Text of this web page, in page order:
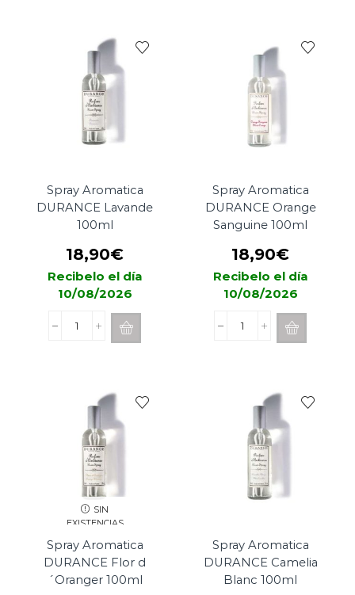
Menthe
100ml
cantidad
cantidad
Spray Aromatica
DURANCE Lavande
100ml
18,90€
Recibelo el día
10/08/2026
Spray
Aromatica
100ml
cantidad
Spray Aromatica
DURANCE Orange
Sanguine 100ml
18,90€
Recibelo el día
10/08/2026
Spray
Aromatica
Sanguine
100ml
cantidad
SIN
EXISTENCIAS
Spray Aromatica
DURANCE Flor d
´Oranger 100ml
Spray Aromatica
DURANCE Camelia
Blanc 100ml